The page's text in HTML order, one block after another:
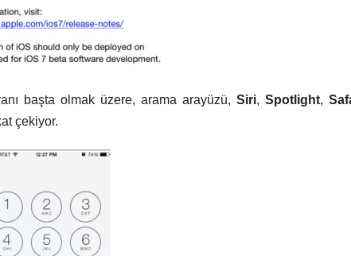
başta olmak üzere, arama arayüzü, Siri, Spotlight,
çekiyor.